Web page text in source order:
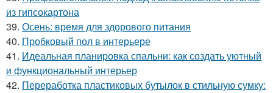
из гипсокартона
39. Осень: время для здорового питания
40. Пробковый пол в интерьере
41. Идеальная планировка спальни: как создать уютный
и функциональный интерьер
42. Переработка пластиковых бутылок в стильную сумку: